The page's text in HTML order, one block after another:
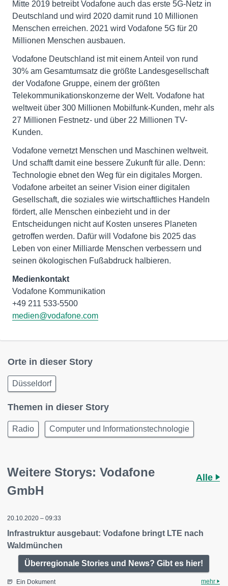
Mitte 2019 betreibt Vodafone auch das erste 5G-Netz in
Deutschland und wird 2020 damit rund 10 Millionen
Menschen erreichen. 2021 wird Vodafone 5G für 20
Millionen Menschen ausbauen.
Vodafone Deutschland ist mit einem Anteil von rund
30% am Gesamtumsatz die größte Landesgesellschaft
der Vodafone Gruppe, einem der größten
Telekommunikationskonzerne der Welt. Vodafone hat
weltweit über 300 Millionen Mobilfunk-Kunden, mehr als
27 Millionen Festnetz- und über 22 Millionen TV-
Kunden.
Vodafone vernetzt Menschen und Maschinen weltweit.
Und schafft damit eine bessere Zukunft für alle. Denn:
Technologie ebnet den Weg für ein digitales Morgen.
Vodafone arbeitet an seiner Vision einer digitalen
Gesellschaft, die soziales wie wirtschaftliches Handeln
fördert, alle Menschen einbezieht und in der
Entscheidungen nicht auf Kosten unseres Planeten
getroffen werden. Dafür will Vodafone bis 2025 das
Leben von einer Milliarde Menschen verbessern und
seinen ökologischen Fußabdruck halbieren.
Medienkontakt
Vodafone Kommunikation
medien@vodafone.com
Orte in dieser Story
Düsseldorf
Themen in dieser Story
Radio Computer und Informationstechnologie
Weitere Storys: Vodafone
GmbH
Alle
20.10.2020 – 09:33
Infrastruktur ausgebaut: Vodafone bringt LTE nach
Waldmünchen
Überregionale Stories und News? Gibt es hier!
Ein Dokument mehr